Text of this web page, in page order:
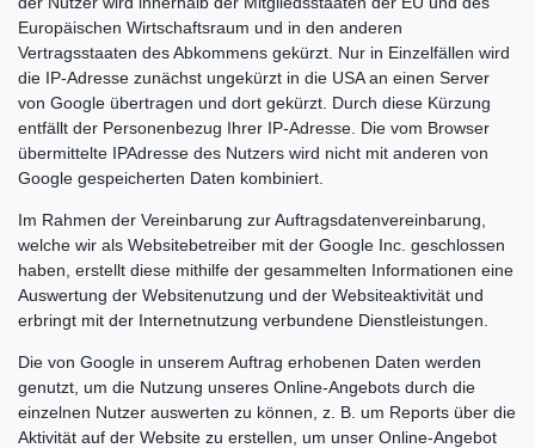
Europäischen Wirtschaftsraum und in den anderen
Vertragsstaaten des Abkommens gekürzt. Nur in Einzelfällen wird
die IP-Adresse zunächst ungekürzt in die USA an einen Server
von Google übertragen und dort gekürzt. Durch diese Kürzung
entfällt der Personenbezug Ihrer IP-Adresse. Die vom Browser
übermittelte IPAdresse des Nutzers wird nicht mit anderen von
Google gespeicherten Daten kombiniert.
Im Rahmen der Vereinbarung zur Auftragsdatenvereinbarung,
welche wir als Websitebetreiber mit der Google Inc. geschlossen
haben, erstellt diese mithilfe der gesammelten Informationen eine
Auswertung der Websitenutzung und der Websiteaktivität und
erbringt mit der Internetnutzung verbundene Dienstleistungen.
Die von Google in unserem Auftrag erhobenen Daten werden
genutzt, um die Nutzung unseres Online-Angebots durch die
einzelnen Nutzer auswerten zu können, z. B. um Reports über die
Aktivität auf der Website zu erstellen, um unser Online-Angebot